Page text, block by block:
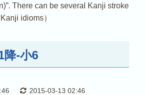
There can be several Kanji stroke
idioms）
降-小6
2015-03-13 02:46